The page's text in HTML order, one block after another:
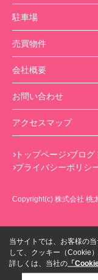
駐車場
売買物件
会社概要
お問い合わせ
アクセスマップ
トップページ ブログ
プライバシーポリシ
Copyright(c) 株式会社 桃
当サイトでは、お客様の
して、クッキー（Cookie
詳しくは、当社の 「